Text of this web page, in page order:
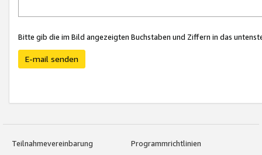
Bitte gib die im Bild angezeigten Buchstaben und Ziffern in das
E-mail senden
Teilnahmevereinbarung
Programmrichtlinien